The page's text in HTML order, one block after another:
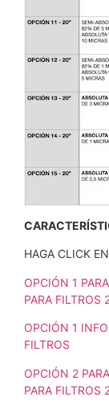
HAGA CLICK
OPCIÓN 1
PARA
OPCIÓN 1
FILTROS
OPCIÓN 2
PARA